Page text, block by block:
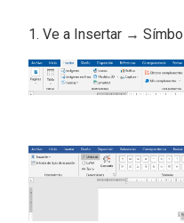
Ve a Insertar →